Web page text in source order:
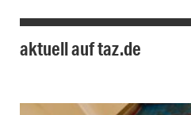
aktuell auf taz.de